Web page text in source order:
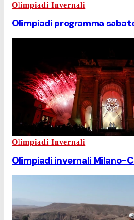
Olimpiadi Invernali
Olimpiadi programma
Olimpiadi Invernali
Olimpiadi invernali Milano-